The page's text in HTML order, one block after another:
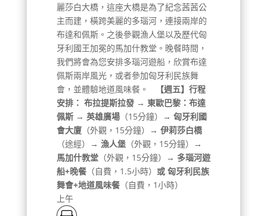
麗莎白大橋，這座大橋是為了紀念茜茜公
主而建，橫跨美麗的多瑙河，連接兩岸的
布達和佩斯。之後參觀漁人堡以及歷代匈
牙利國王加冕的馬加什教堂。晚餐時間，
我們將會為您安排多瑙河遊船，欣賞布達
佩斯兩岸風光，或者參加匈牙利民族舞
會，並體驗地道風味餐。
【週五】行程
安排： 布拉提斯拉發 → 東歐巴黎：布達
佩斯 → 英雄廣場（15分鐘）
→ 匈牙利國
會大廈（外觀，15分鐘）
→ 伊莉莎白橋
（途經）
→ 漁人堡（外觀，15分鐘）
→
馬加什教堂（外觀，15分鐘）
→ 多瑙河遊
船+晚餐（自費，1.5小時） 或 匈牙利民族
舞會+地道風味餐（自費，1小時）
上午